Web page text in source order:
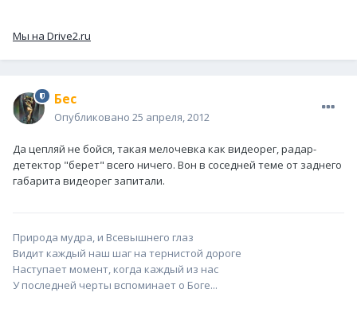
Мы на Drive2.ru
Бес
Опубликовано 25 апреля, 2012
Да цепляй не бойся, такая мелочевка как видеорег, радар-
детектор "берет" всего ничего. Вон в соседней теме от заднего
габарита видеорег запитали.
Природа мудра, и Всевышнего глаз
Видит каждый наш шаг на тернистой дороге
Наступает момент, когда каждый из нас
У последней черты вспоминает о Боге...